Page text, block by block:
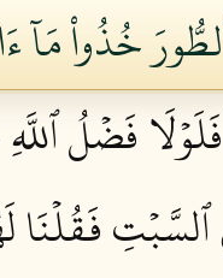
خُذُواْ مَآ
فَضۡلُ
فَقُلۡنَا